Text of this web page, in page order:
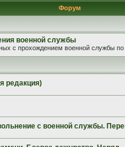
Форум
военной службы
с прохождением военной службы по
редакция)
с военной службы.